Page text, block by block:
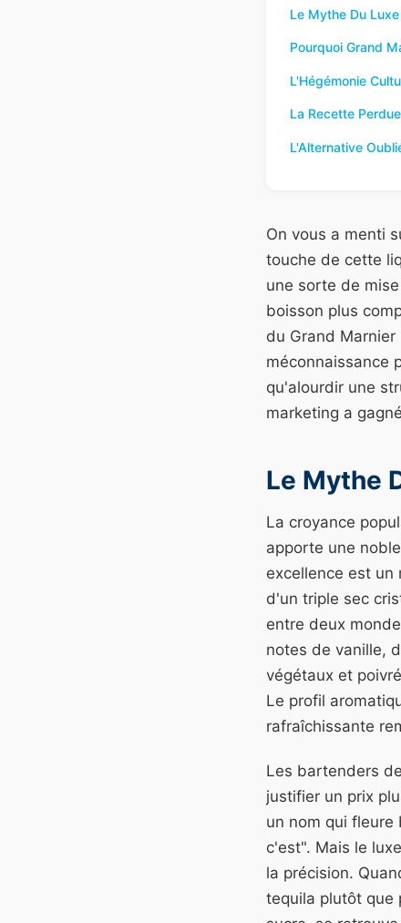
Le Mythe Du
Pourquoi Grand
L'Hégémonie
La Recette
L'Alternative
On vous a menti
touche de cette
une sorte de
boisson plus
du Grand
méconnaissance
qu'alourdir une
marketing a
Le Mythe
La croyance
apporte une
excellence est
d'un triple sec
entre deux
notes de vanille,
végétaux et
Le profil
rafraîchissante
Les bartenders
justifier un prix
un nom qui fleure
c'est". Mais le
la précision.
tequila plutôt que